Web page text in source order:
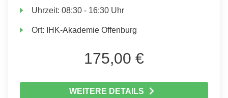
Uhrzeit:08:30 - 16:30 Uhr
Ort: IHK-Akademie Offenburg
175,00 €
WEITERE DETAILS